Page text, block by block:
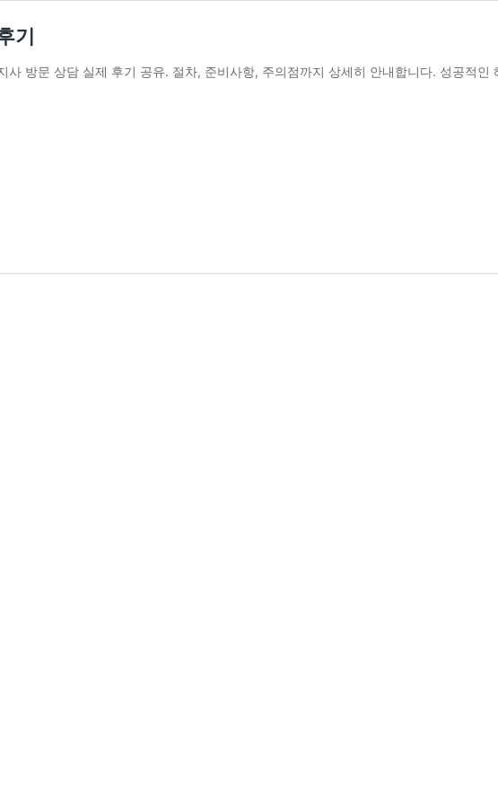
기
사 방문 상담 실제 후기 공유. 절차, 준비사항, 주의점까지 상세히 안내합니다. 성공적인